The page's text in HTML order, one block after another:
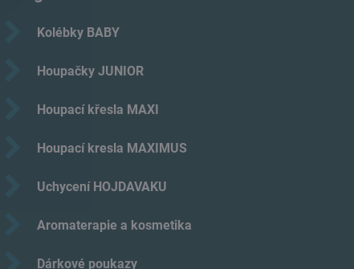
Kolébky BABY
Houpačky JUNIOR
Houpací křesla MAXI
Houpací kresla MAXIMUS
Uchycení HOJDAVAKU
Aromaterapie a kosmetika
Dárkové poukazy